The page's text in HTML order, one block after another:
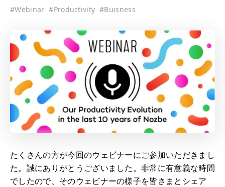
#Webinar #Productivity #Buisness
たくさんの方が今回のウェビナーにご参加いただきまし
た。誠にありがとうございました。非常に有意義な時間
でしたので、そのウェビナーの様子を皆さまとシェア